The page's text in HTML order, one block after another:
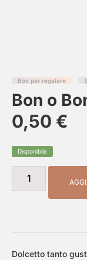
Box per regalare
Bon o
0,50 €
Disponibile
Dolcetto tanto